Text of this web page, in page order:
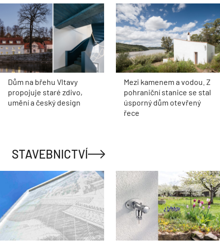
Dům na břehu Vltavy
propojuje staré zdivo,
umění a český design
Mezi kamenem a vodou. Z
pohraniční stanice se stal
úsporný dům otevřený
řece
STAVEBNICTVÍ